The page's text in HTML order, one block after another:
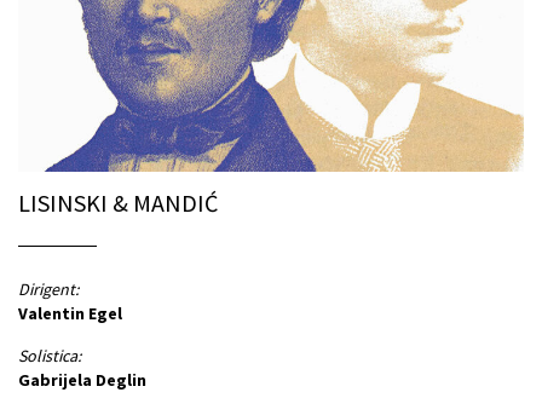
LISINSKI & MANDIĆ
Dirigent:
Valentin Egel
Solistica:
Gabrijela Deglin